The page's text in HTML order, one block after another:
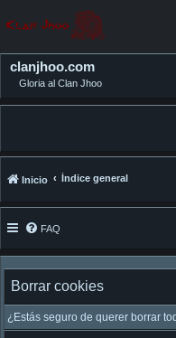
clanjhoo.com
Gloria al Clan Jhoo
Inicio Índice general
FAQ
Borrar cookies
¿Estás seguro de querer borrar